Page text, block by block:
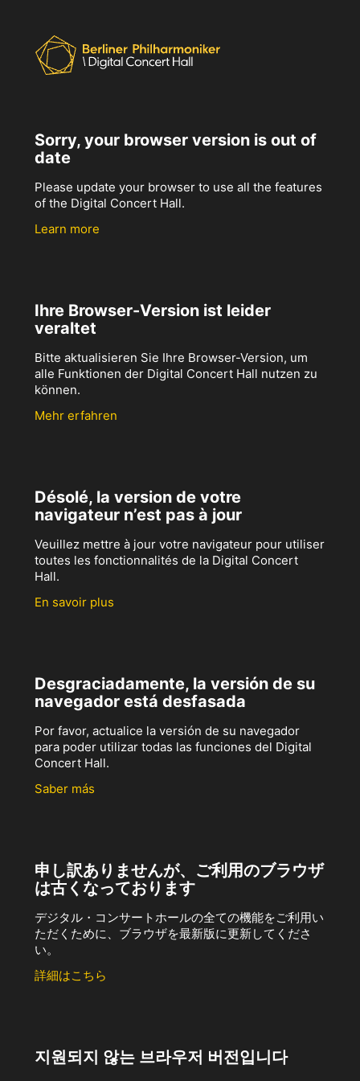
Sorry, your browser version is out of
date
Please update your browser to use all the features
of the Digital Concert Hall.
Learn more
Ihre Browser-Version ist leider
veraltet
Bitte aktualisieren Sie Ihre Browser-Version, um
alle Funktionen der Digital Concert Hall nutzen zu
können.
Mehr erfahren
Désolé, la version de votre
navigateur n’est pas à jour
Veuillez mettre à jour votre navigateur pour utiliser
toutes les fonctionnalités de la Digital Concert
Hall.
En savoir plus
Desgraciadamente, la versión de su
navegador está desfasada
Por favor, actualice la versión de su navegador
para poder utilizar todas las funciones del Digital
Concert Hall.
Saber más
申し訳ありませんが、ご利用のブラウザ
は古くなっております
デジタル・コンサートホールの全ての機能をご利用い
ただくために、ブラウザを最新版に更新してくださ
い。
詳細はこちら
지원되지 않는 브라우저 버전입니다